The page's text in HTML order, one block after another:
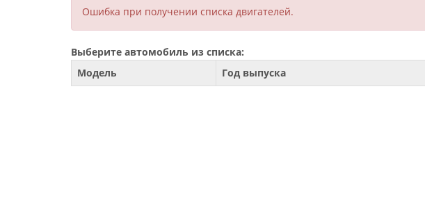
Ошибка при получении списка двигателей.
Выберите автомобиль из списка:
Модель
Год выпуска